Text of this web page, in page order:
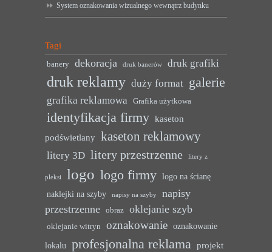
System oznakowania wizualnego wewnątrz budynku
Tagi
banery dekoracja druk banerów druk grafiki
druk reklamy duży format galerie
grafika reklamowa Grafika użytkowa
identyfikacja firmy kaseton
podświetlany kaseton reklamowy
litery 3D litery przestrzenne litery z
pleksi logo logo firmy logo na ścianę
naklejki na szyby
napisy na szyby
napisy
przestrzenne
obraz oklejanie szyb
oklejanie witryn oznakowanie oznakowanie
lokalu profesjonalna reklama projekt